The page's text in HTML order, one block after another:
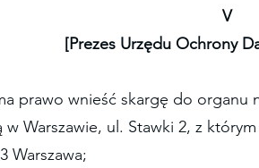
V
[Prezes Urzędu Ochrony
prawo wnieść skargę do organu
Warszawie, ul. Stawki 2, z
Warszawa;